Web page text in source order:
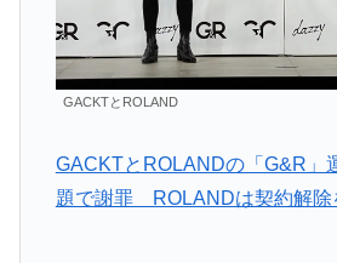
GACKTとROLAND
GACKTとROLANDの「G&R」
題で謝罪 ROLANDは契約解除